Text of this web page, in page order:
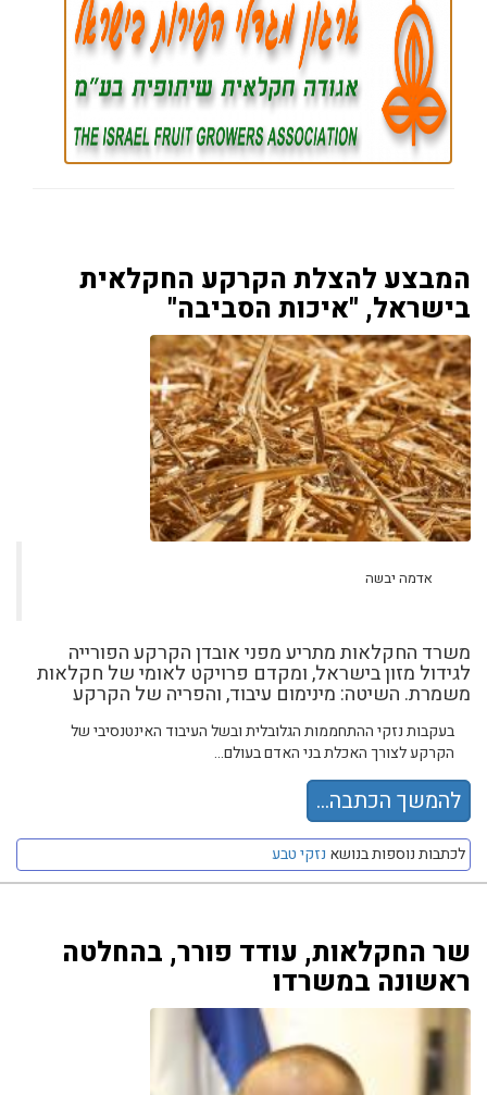
המבצע להצלת הקרקע החקלאית
בישראל, "איכות הסביבה"
אדמה יבשה
משרד החקלאות מתריע מפני אובדן הקרקע הפורייה
לגידול מזון בישראל, ומקדם פרויקט לאומי של חקלאות
משמרת. השיטה: מינימום עיבוד, והפריה של הקרקע
בעקבות נזקי ההתחממות הגלובלית ובשל העיבוד האינטנסיבי של
הקרקע לצורך האכלת בני האדם בעולם...
להמשך הכתבה...
לכתבות נוספות בנושא נזקי טבע
שר החקלאות, עודד פורר, בהחלטה
ראשונה במשרדו